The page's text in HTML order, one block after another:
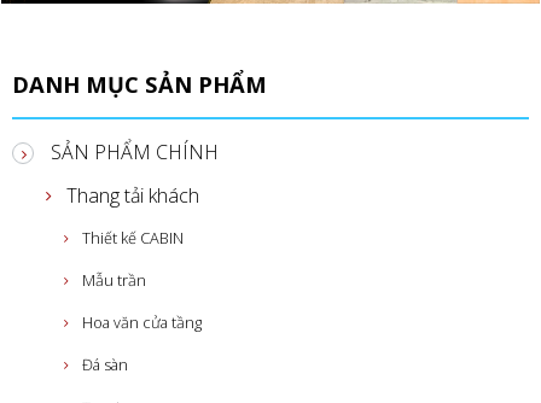
DANH MỤC SẢN PHẨM
SẢN PHẨM CHÍNH
Thang tải khách
Thiết kế CABIN
Mẫu trần
Hoa văn cửa tầng
Đá sàn